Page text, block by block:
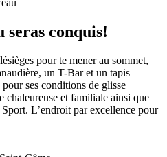
seras conquis!
pour te mener au sommet,
un T-Bar et un tapis
ses conditions de glisse
chaleureuse et familiale ainsi que
L’endroit par excellence pour